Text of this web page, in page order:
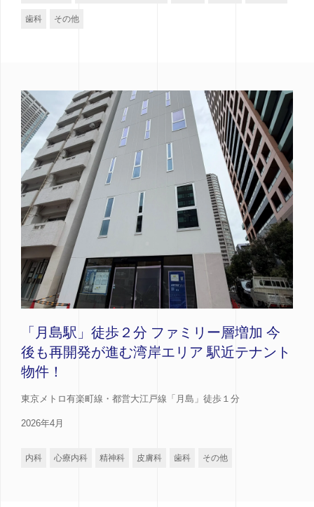
歯科 その他
「月島駅」徒歩２分 ファミリー層増加 今
後も再開発が進む湾岸エリア 駅近テナント
物件！
東京メトロ有楽町線・都営大江戸線「月島」徒歩１分
2026年4月
内科 心療内科 精神科 皮膚科 歯科 その他